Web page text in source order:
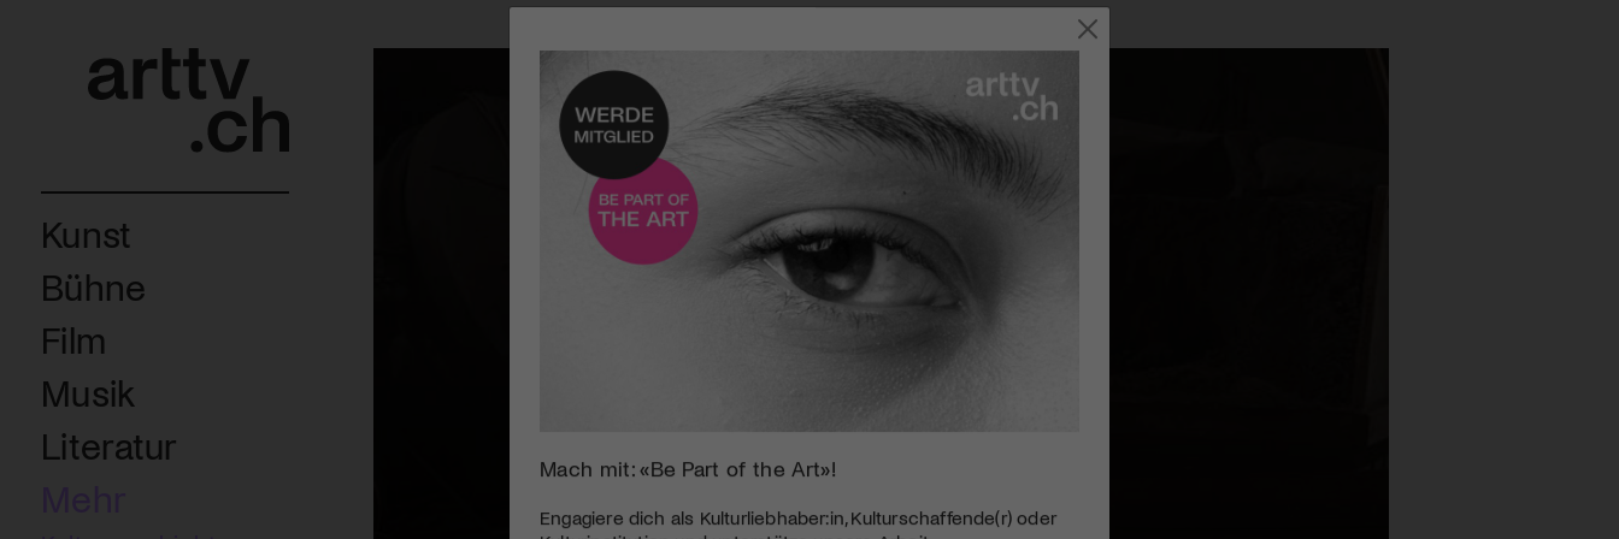
Kunst
Bühne
Film
Musik
Literatur
Mach mit: «Be Part of the Art»!
Engagiere dich als Kulturliebhaber:in, Kulturschaffende(r) oder